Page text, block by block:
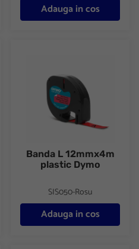
Adauga in cos
Banda L 12mmx4m
plastic Dymo
SIS050-Rosu
Adauga in cos